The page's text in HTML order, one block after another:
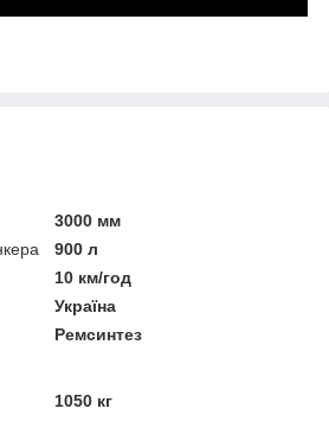
3000 мм
900 л
10 км/год
Україна
Ремсинтез
1050 кг